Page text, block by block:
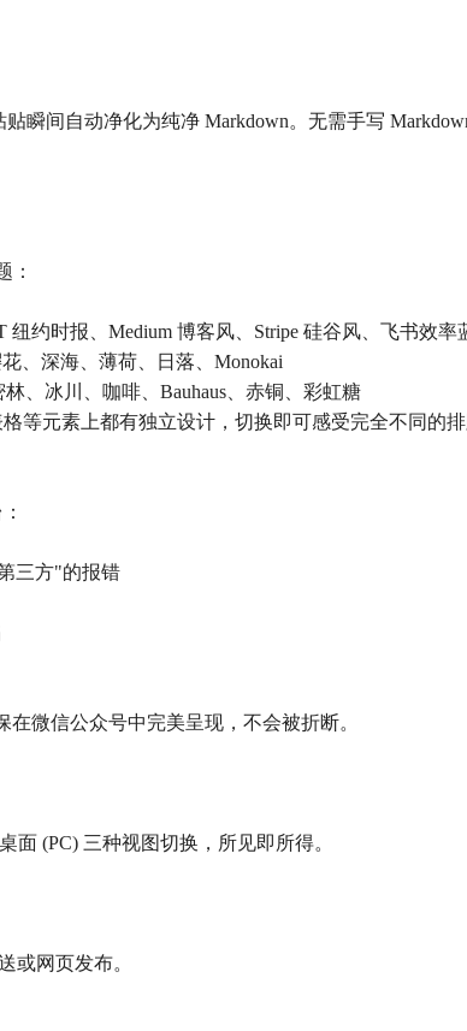
瞬间自动净化为纯净 Markdown。无需手写
：
约时报、Medium 博客风、Stripe 硅谷风、飞书效率
、深海、薄荷、日落、Monokai
、冰川、咖啡、Bauhaus、赤铜、彩虹糖
等元素上都有独立设计，切换即可感受完全不同的排
三方"的报错
在微信公众号中完美呈现，不会被折断。
面 (PC) 三种视图切换，所见即所得。
或网页发布。